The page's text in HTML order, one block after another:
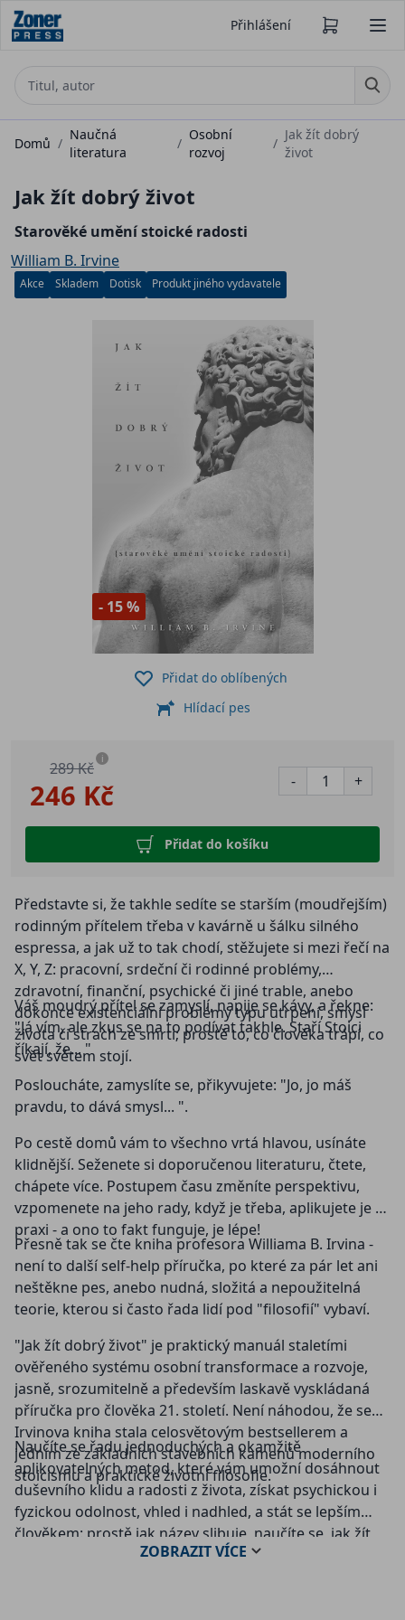
Přihlášení
Domů /
Naučná
literatura
/
Osobní
rozvoj
/
Jak žít dobrý
život
Jak žít dobrý život
Starověké umění stoické radosti
William B. Irvine
Akce Skladem Dotisk Produkt jiného vydavatele
- 15 %
246 Kč
289 Kč i
- +
Přidat do košíku
Přidat do oblíbených
Hlídací pes
Představte si, že takhle sedíte se starším (moudřejším)
rodinným přítelem třeba v kavárně u šálku silného
espressa, a jak už to tak chodí, stěžujete si mezi řečí na
X, Y, Z: pracovní, srdeční či rodinné problémy,
zdravotní, finanční, psychické či jiné trable, anebo
dokonce existenciální problémy typu utrpení, smysl
života či strach ze smrti; prostě to, co člověka trápí, co
svět světem stojí.
Váš moudrý přítel se zamyslí, napije se kávy, a řekne:
"Já vím, ale zkus se na to podívat takhle. Staří Stoici
říkají, že... "
Posloucháte, zamyslíte se, přikyvujete: "Jo, jo máš
pravdu, to dává smysl... ".
Po cestě domů vám to všechno vrtá hlavou, usínáte
klidnější. Seženete si doporučenou literaturu, čtete,
chápete více. Postupem času změníte perspektivu,
vzpomenete na jeho rady, když je třeba, aplikujete je v
praxi - a ono to fakt funguje, je lépe!
Přesně tak se čte kniha profesora Williama B. Irvina -
není to další self-help příručka, po které za pár let ani
neštěkne pes, anebo nudná, složitá a nepoužitelná
teorie, kterou si často řada lidí pod "filosofií" vybaví.
"Jak žít dobrý život" je praktický manuál staletími
ověřeného systému osobní transformace a rozvoje,
jasně, srozumitelně a především laskavě vyskládaná
příručka pro člověka 21. století. Není náhodou, že se
Irvinova kniha stala celosvětovým bestsellerem a
jedním ze základních stavebních kamenů moderního
stoicismu a praktické životní filosofie.
Naučíte se řadu jednoduchých a okamžitě
aplikovatelných metod, které vám umožní dosáhnout
duševního klidu a radosti z života, získat psychickou i
fyzickou odolnost, vhled i nadhled, a stát se lepším
člověkem: prostě jak název slibuje, naučíte se, jak žít
ZOBRAZITVÍCE